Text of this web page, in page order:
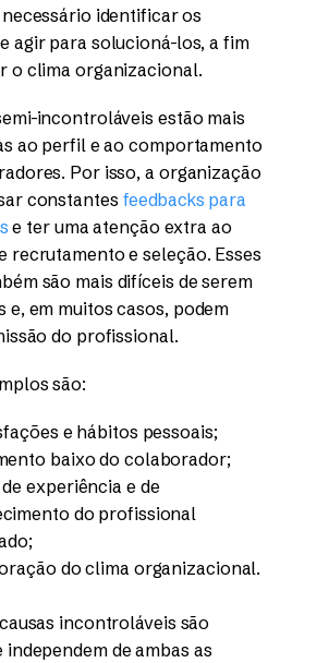
identificar os
agir para solucioná-los, a fim
o clima organizacional.
incontroláveis estão mais
ao perfil e ao comportamento
Por isso, a organização
constantes feedbacks para
e ter uma atenção extra ao
recrutamento e seleção. Esses
são mais difíceis de serem
e, em muitos casos, podem
do profissional.
são:
e hábitos pessoais;
baixo do colaborador;
experiência e de
do profissional
do clima organizacional.
incontroláveis são
independem de ambas as